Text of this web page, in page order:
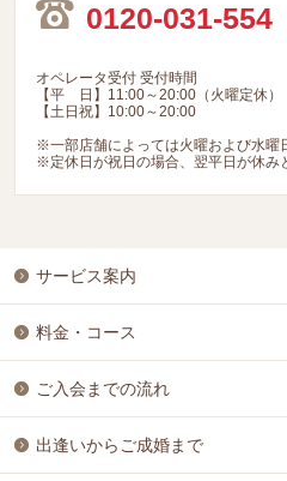
0120-031-554
オペレータ受付 受付時間
【平 日】11:00～20:00（火曜定休）
【土日祝】10:00～20:00
※一部店舗によっては火曜および水曜
※定休日が祝日の場合、翌平日が休み
サービス案内
料金・コース
ご入会までの流れ
出逢いからご成婚まで